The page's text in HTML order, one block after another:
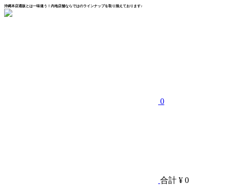
沖縄本店通販とは一味違う！内地店舗ならではのラインナップを取り揃えております♪
0
合計 ¥ 0